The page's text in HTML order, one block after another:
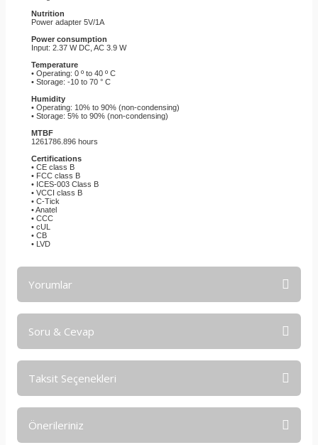
Nutrition
Power adapter 5V/1A
Power consumption
Input: 2.37 W DC, AC 3.9 W
Temperature
• Operating: 0 º to 40 º C
• Storage: -10 to 70 ° C
Humidity
• Operating: 10% to 90% (non-condensing)
• Storage: 5% to 90% (non-condensing)
MTBF
1261786.896 hours
Certifications
• CE class B
• FCC class B
• ICES-003 Class B
• VCCI class B
• C-Tick
• Anatel
• CCC
• cUL
• CB
• LVD
Yorumlar
Soru & Cevap
Ürün hakkında henüz soru sorulmamış.
Taksit Seçenekleri
Önerileriniz